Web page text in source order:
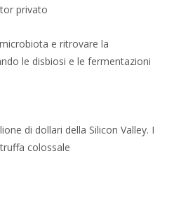
privato
e ritrovare la
le disbiosi e le fermentazioni
di dollari della Silicon Valley. I
colossale